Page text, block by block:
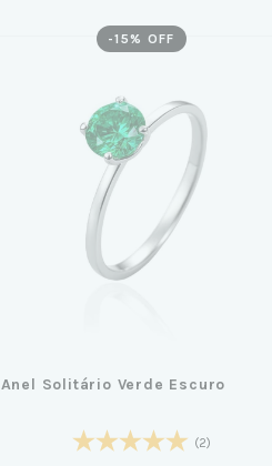
-15 % OFF
Anel Solitário Verde Escuro
(2)